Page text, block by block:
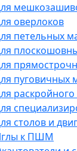
оверлоков
петельных
пуговичных
столов и
к ПШМ